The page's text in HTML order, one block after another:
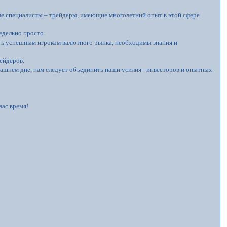
специалисты – трейдеры, имеющие многолетний опыт в этой сфере
просто.
успешным игроком валютного рынка, необходимы знания и
дне, нам следует объединить наши усилия - инвесторов и опытных
время!